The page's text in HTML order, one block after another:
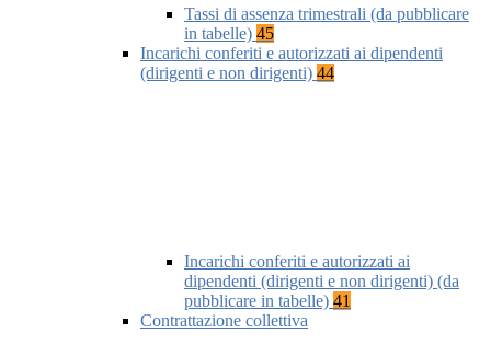
Tassi di assenza trimestrali (da pubblicare
in tabelle) 45
Incarichi conferiti e autorizzati ai dipendenti
(dirigenti e non dirigenti) 44
Incarichi conferiti e autorizzati ai
dipendenti (dirigenti e non dirigenti) (da
pubblicare in tabelle) 41
Contrattazione collettiva